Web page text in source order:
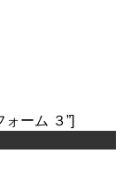
ーム ３”]